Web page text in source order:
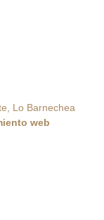
Lo Barnechea
web